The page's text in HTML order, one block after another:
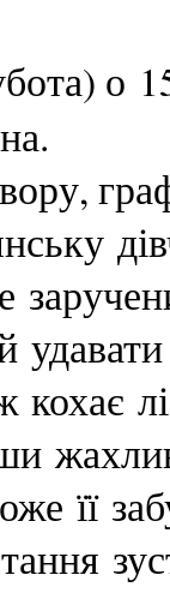
о
кохає
її